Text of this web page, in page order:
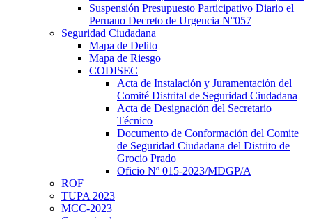
Suspensión Presupuesto Participativo Diario el
Peruano Decreto de Urgencia N°057
Seguridad Ciudadana
Mapa de Delito
Mapa de Riesgo
CODISEC
Acta de Instalación y Juramentación del
Comité Distrital de Seguridad Ciudadana
Acta de Designación del Secretario
Técnico
Documento de Conformación del Comite
de Seguridad Ciudadana del Distrito de
Grocio Prado
Oficio Nº 015-2023/MDGP/A
ROF
TUPA 2023
MCC-2023